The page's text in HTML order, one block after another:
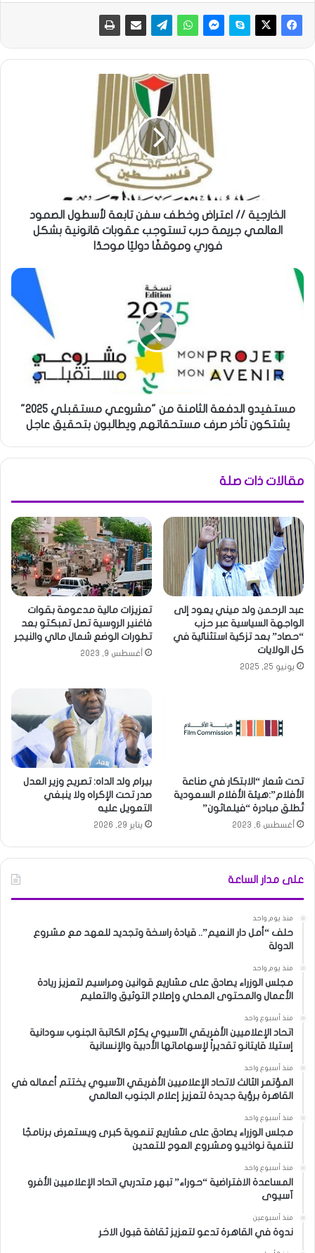
الخارجية // اعتراض وخطف سفن تابعة لأسطول الصمود
العالمي جريمة حرب تستوجب عقوبات قانونية بشكل
فوري وموقفًا دوليًا موحدًا
مستفيدو الدفعة الثامنة من "مشروعي مستقبلي 2025"
يشتكون تأخر صرف مستحقاتهم ويطالبون بتحقيق عاجل
مقالات ذات صلة
عبد الرحمن ولد ميني يعود إلى
الواجهة السياسية عبر حزب
“حصاد” بعد تزكية استثنائية في
كل الولايات
يونيو 25, 2025
تعزيزات مالية مدعومة بقوات
فاغنير الروسية تصل تمبكتو بعد
تطورات الوضع شمال مالي والنيجر
أغسطس 9, 2023
تحت شعار “الابتكار في صناعة
الأفلام”:هيئة الأفلام السعودية
تُطلق مبادرة “فيلماثون”
أغسطس 6, 2023
بيرام ولد الداه: تصريح وزير العدل
صدر تحت الإكراه ولا ينبغي
التعويل عليه
يناير 29, 2026
على مدار الساعة
منذ يوم واحد
حلف “أمل دار النعيم”.. قيادة راسخة وتجديد للعهد مع مشروع
الدولة
منذ يوم واحد
مجلس الوزراء يصادق على مشاريع قوانين ومراسيم لتعزيز ريادة
الأعمال والمحتوى المحلي وإصلاح التوثيق والتعليم
منذ أسبوع واحد
اتحاد الإعلاميين الأفريقي الآسيوي يكرّم الكاتبة الجنوب سودانية
إستيلا قايتانو تقديراً لإسهاماتها الأدبية والإنسانية
منذ أسبوع واحد
المؤتمر الثالث لاتحاد الإعلاميين الأفريقي الآسيوي يختتم أعماله في
القاهرة برؤية جديدة لتعزيز إعلام الجنوب العالمي
منذ أسبوع واحد
مجلس الوزراء يصادق على مشاريع تنموية كبرى ويستعرض برنامجًا
لتنمية نواذيبو ومشروع العوج للتعدين
منذ أسبوع واحد
المساعدة الافتراضية “حوراء” تبهر متدربي اتحاد الإعلاميين الأفرو
آسيوى
منذ أسبوعين
ندوة في القاهرة تدعو لتعزيز ثقافة قبول الاخر